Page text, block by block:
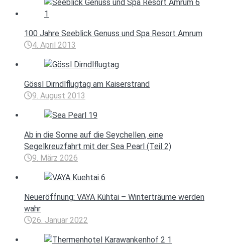
100 Jahre Seeblick Genuss und Spa Resort Amrum
4. April 2013
Gössl Dirndlflugtag am Kaiserstrand
9. August 2013
Ab in die Sonne auf die Seychellen, eine
Segelkreuzfahrt mit der Sea Pearl (Teil 2)
9. März 2026
Neueröffnung: VAYA Kühtai – Winterträume werden
wahr
26. Januar 2022